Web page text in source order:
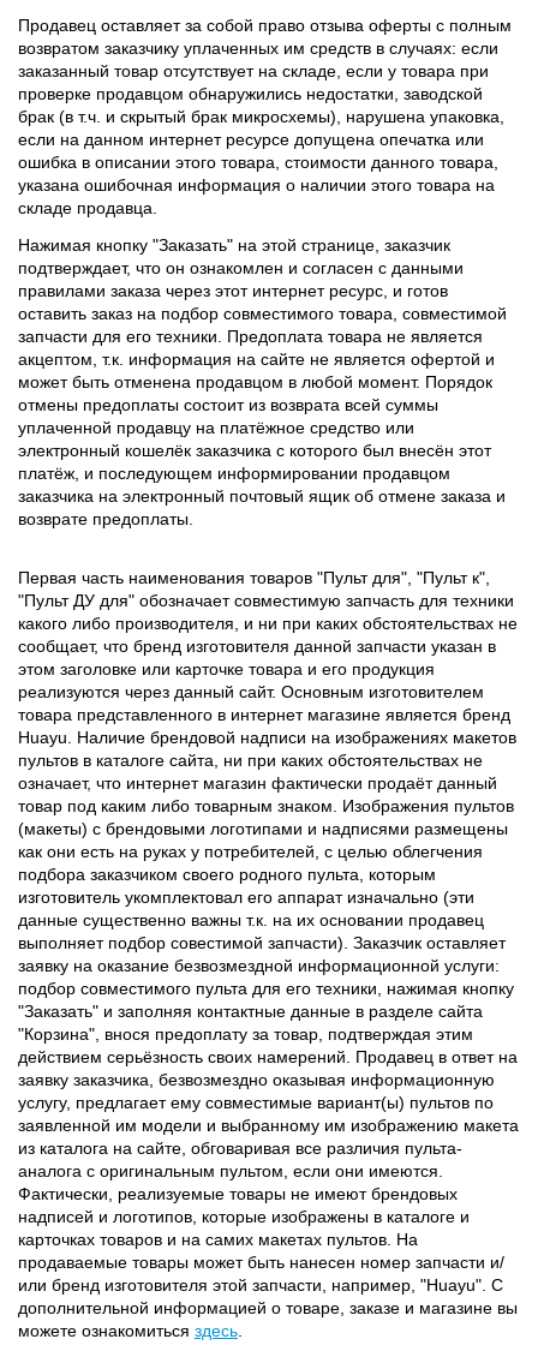
Продавец оставляет за собой право отзыва оферты с полным
возвратом заказчику уплаченных им средств в случаях: если
заказанный товар отсутствует на складе, если у товара при
проверке продавцом обнаружились недостатки, заводской
брак (в т.ч. и скрытый брак микросхемы), нарушена упаковка,
если на данном интернет ресурсе допущена опечатка или
ошибка в описании этого товара, стоимости данного товара,
указана ошибочная информация о наличии этого товара на
складе продавца.
Нажимая кнопку "Заказать" на этой странице, заказчик
подтверждает, что он ознакомлен и согласен с данными
правилами заказа через этот интернет ресурс, и готов
оставить заказ на подбор совместимого товара, совместимой
запчасти для его техники. Предоплата товара не является
акцептом, т.к. информация на сайте не является офертой и
может быть отменена продавцом в любой момент. Порядок
отмены предоплаты состоит из возврата всей суммы
уплаченной продавцу на платёжное средство или
электронный кошелёк заказчика с которого был внесён этот
платёж, и последующем информировании продавцом
заказчика на электронный почтовый ящик об отмене заказа и
возврате предоплаты.
Первая часть наименования товаров "Пульт для", "Пульт к",
"Пульт ДУ для" обозначает совместимую запчасть для техники
какого либо производителя, и ни при каких обстоятельствах не
сообщает, что бренд изготовителя данной запчасти указан в
этом заголовке или карточке товара и его продукция
реализуются через данный сайт. Основным изготовителем
товара представленного в интернет магазине является бренд
Huayu. Наличие брендовой надписи на изображениях макетов
пультов в каталоге сайта, ни при каких обстоятельствах не
означает, что интернет магазин фактически продаёт данный
товар под каким либо товарным знаком. Изображения пультов
(макеты) с брендовыми логотипами и надписями размещены
как они есть на руках у потребителей, с целью облегчения
подбора заказчиком своего родного пульта, которым
изготовитель укомплектовал его аппарат изначально (эти
данные существенно важны т.к. на их основании продавец
выполняет подбор совестимой запчасти). Заказчик оставляет
заявку на оказание безвозмездной информационной услуги:
подбор совместимого пульта для его техники, нажимая кнопку
"Заказать" и заполняя контактные данные в разделе сайта
"Корзина", внося предоплату за товар, подтверждая этим
действием серьёзность своих намерений. Продавец в ответ на
заявку заказчика, безвозмездно оказывая информационную
услугу, предлагает ему совместимые вариант(ы) пультов по
заявленной им модели и выбранному им изображению макета
из каталога на сайте, обговаривая все различия пульта-
аналога с оригинальным пультом, если они имеются.
Фактически, реализуемые товары не имеют брендовых
надписей и логотипов, которые изображены в каталоге и
карточках товаров и на самих макетах пультов. На
продаваемые товары может быть нанесен номер запчасти и/
или бренд изготовителя этой запчасти, например, "Huayu". С
дополнительной информацией о товаре, заказе и магазине вы
можете ознакомиться здесь